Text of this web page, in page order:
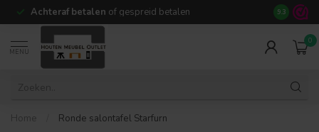
Achteraf betalen of gespreid betalen 14 dagen
9.3
MENU
0
Home Ronde salontafel Starfurn